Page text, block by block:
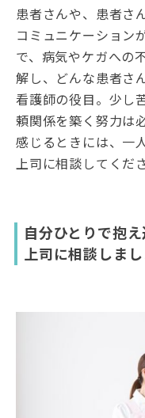
患者さんや、患者さ
コミュニケーション
で、病気やケガへの
解し、どんな患者さ
看護師の役目。少し
頼関係を築く努力は
感じるときには、一
上司に相談してくだ
自分ひとりで抱
上司に相談しまし